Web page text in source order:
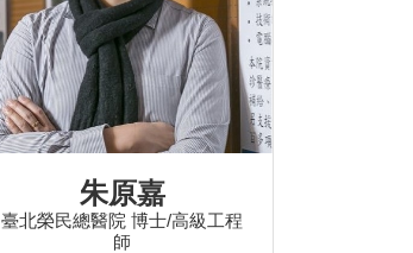
朱原嘉
臺北榮民總醫院 博士/高級工程
師